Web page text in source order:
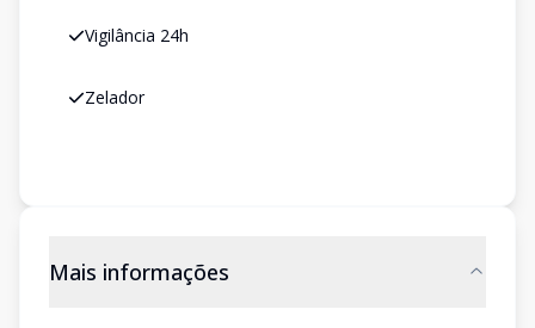
Vigilância 24h
Zelador
Mais informações